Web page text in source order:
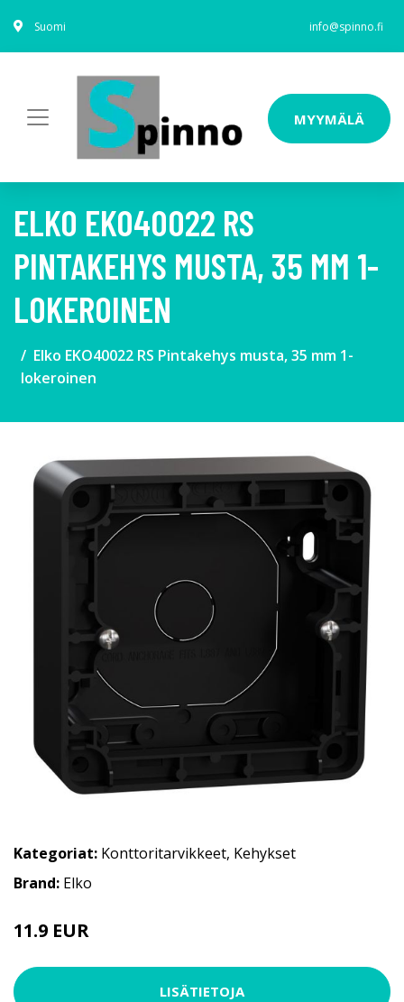
Suomi info@spinno.fi
MYYMÄLÄ
ELKO EKO40022 RS
PINTAKEHYS MUSTA, 35 MM 1-
LOKEROINEN
Elko EKO40022 RS Pintakehys musta, 35 mm 1-
lokeroinen
Kategoriat: Konttoritarvikkeet, Kehykset
Brand: Elko
11.9 EUR
LISÄTIETOJA